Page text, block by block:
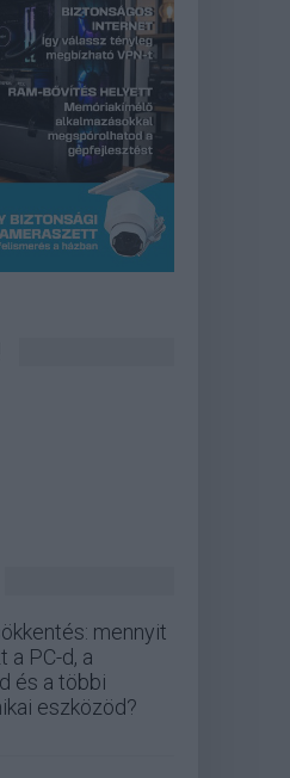
mennyit
a PC-d, a
és a többi
eszközöd?